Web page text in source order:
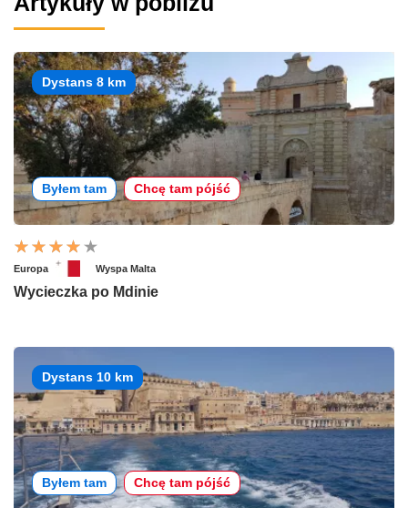
Dystans 8 km
Byłem tam Chcę tam pójść
Europa Wyspa Malta
Wycieczka po Mdinie
Dystans 10 km
Byłem tam Chcę tam pójść